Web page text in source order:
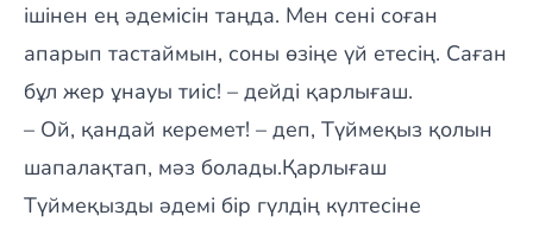
ішінен ең әдемісін таңда. Мен сені соған
апарып тастаймын, соны өзіңе үй етесің. Саған
бұл жер ұнауы тиіс! – дейді қарлығаш.
– Ой, қандай керемет! – деп, Түймеқыз қолын
шапалақтап, мәз болады.Қарлығаш
Түймеқызды әдемі бір гүлдің күлтесіне